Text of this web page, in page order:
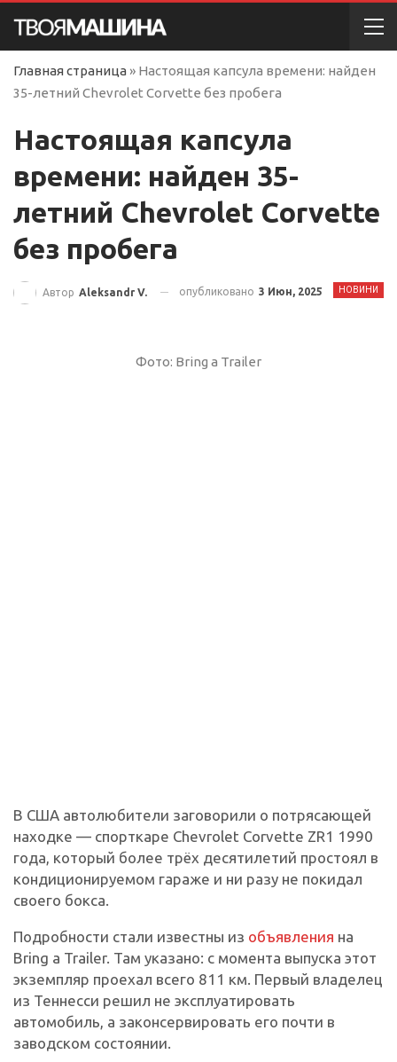
Главная страница » Настоящая капсула времени: найден
35-летний Chevrolet Corvette без пробега
Настоящая капсула
времени: найден 35-
летний Chevrolet Corvette
без пробега
НОВИНИ
Автор Aleksandr V. опубликовано 3 Июн, 2025
Фото: Bring a Trailer
В США автолюбители заговорили о потрясающей
находке — спорткаре Chevrolet Corvette ZR1 1990
года, который более трёх десятилетий простоял в
кондиционируемом гараже и ни разу не покидал
своего бокса.
Подробности стали известны из объявления на
Bring a Trailer. Там указано: с момента выпуска этот
экземпляр проехал всего 811 км. Первый владелец
из Теннесси решил не эксплуатировать
автомобиль, а законсервировать его почти в
заводском состоянии.